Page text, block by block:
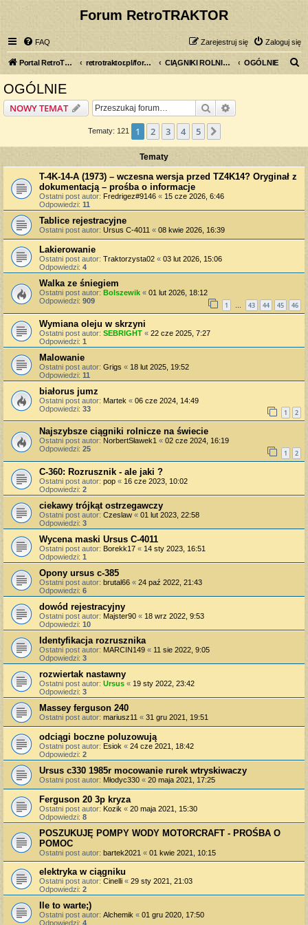
Forum RetroTRAKTOR
FAQ Zaloguj się
Zarejestruj się
Portal RetroTRAKTOR.pl retrotraktor.pl/forum CIĄGNIKI ROLNICZE OGÓLNIE
OGÓLNIE
NOWY TEMAT Szukaj
Tematy: 121 1 2 3 4 5
Tematy
T-4K-14-A (1973) – wczesna wersja przed TZ4K14? Oryginał z
dokumentacją – prośba o informacje
Ostatni post autor: Fredrigez#9146 « 15 cze 2026, 6:46
Odpowiedzi: 11
Tablice rejestracyjne
Ostatni post autor: Ursus C-4011 « 08 kwie 2026, 16:39
Lakierowanie
Ostatni post autor: Traktorzysta02 « 03 lut 2026, 15:06
Odpowiedzi: 4
Walka ze śniegiem
Ostatni post autor: Bolszewik « 01 lut 2026, 18:12
Odpowiedzi: 909 1 … 43 44 45 46
Wymiana oleju w skrzyni
Ostatni post autor: SEBRIGHT « 22 cze 2025, 7:27
Odpowiedzi: 1
Malowanie
Ostatni post autor: Grigs « 18 lut 2025, 19:52
Odpowiedzi: 11
białorus jumz
Ostatni post autor: Martek « 06 cze 2024, 14:49
Odpowiedzi: 33 1 2
Najszybsze ciągniki rolnicze na świecie
Ostatni post autor: NorbertSławek1 « 02 cze 2024, 16:19
Odpowiedzi: 25 1 2
C-360: Rozrusznik - ale jaki ?
Ostatni post autor: pop « 16 cze 2023, 10:02
Odpowiedzi: 2
ciekawy trójkąt ostrzegawczy
Ostatni post autor: Czeslaw « 01 lut 2023, 22:58
Odpowiedzi: 3
Wycena maski Ursus C-4011
Ostatni post autor: Borekk17 « 14 sty 2023, 16:51
Odpowiedzi: 1
Opony ursus c-385
Ostatni post autor: brutal66 « 24 paź 2022, 21:43
Odpowiedzi: 6
dowód rejestracyjny
Ostatni post autor: Majster90 « 18 wrz 2022, 9:53
Odpowiedzi: 10
Identyfikacja rozrusznika
Ostatni post autor: MARCIN149 « 11 sie 2022, 9:05
Odpowiedzi: 3
rozwiertak nastawny
Ostatni post autor: Ursus « 19 sty 2022, 23:42
Odpowiedzi: 3
Massey ferguson 240
Ostatni post autor: mariusz11 « 31 gru 2021, 19:51
odciągi boczne poluzowują
Ostatni post autor: Esiok « 24 cze 2021, 18:42
Odpowiedzi: 2
Ursus c330 1985r mocowanie rurek wtryskiwaczy
Ostatni post autor: Młodyc330 « 20 maja 2021, 17:25
Ferguson 20 3p kryza
Ostatni post autor: Kozik « 20 maja 2021, 15:30
Odpowiedzi: 8
POSZUKUJĘ POMPY WODY MOTORCRAFT - PROŚBA O
POMOC
Ostatni post autor: bartek2021 « 01 kwie 2021, 10:15
elektryka w ciągniku
Ostatni post autor: Cinelli « 29 sty 2021, 21:03
Odpowiedzi: 2
Ile to warte;)
Ostatni post autor: Alchemik « 01 gru 2020, 17:50
Odpowiedzi: 4